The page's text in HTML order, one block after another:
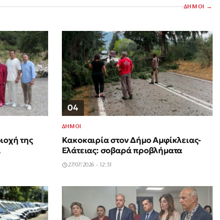
ΔΗΜΟΙ
της
04
ΔΗΜΟΙ
Κακοκαιρία στον Δήμο Αμφίκλειας-
Ελάτειας: σοβαρά προβλήματα
27/07/2026 - 12:31